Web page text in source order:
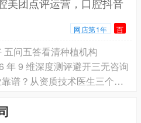
美团点评运营，口腔抖音
网店第1年 百
问五答看清种植机构
年 9 维深度测评避开三无咨询
承德双滦儿牙早矫哪家专业靠谱？从资质技术医生三个维度评估